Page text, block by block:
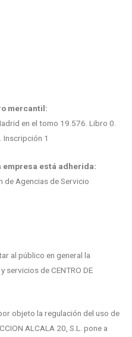
mercantil:
en el tomo 19.576. Libro 0.
Inscripción 1
empresa está adherida:
de Agencias de Servicio
al público en general la
de CENTRO DE
objeto la regulación del uso de
ALCALA 20, S.L. pone a